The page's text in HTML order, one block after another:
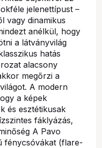
jelenettípust –
vagy dinamikus
anélkül, hogy
a látványvilág
hatás
alacsony
megőrzi a
A modern
a képek
és esztétikusak
fáklyázás,
A Pavo
fénycsóvákat (flare-